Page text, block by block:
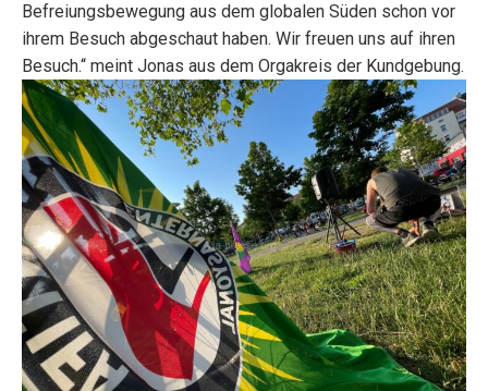
Befreiungsbewegung aus dem globalen Süden schon vor
ihrem Besuch abgeschaut haben. Wir freuen uns auf ihren
Besuch.“ meint Jonas aus dem Orgakreis der Kundgebung.